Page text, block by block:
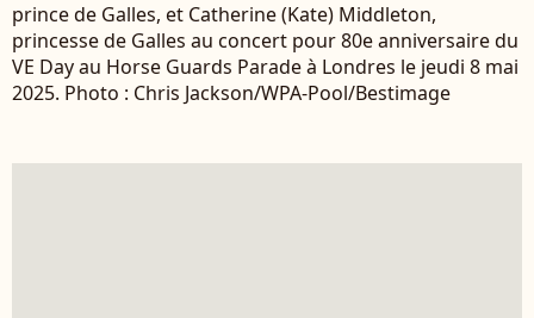
prince de Galles, et Catherine (Kate) Middleton,
princesse de Galles au concert pour 80e anniversaire du
VE Day au Horse Guards Parade à Londres le jeudi 8 mai
2025. Photo : Chris Jackson/WPA-Pool/Bestimage